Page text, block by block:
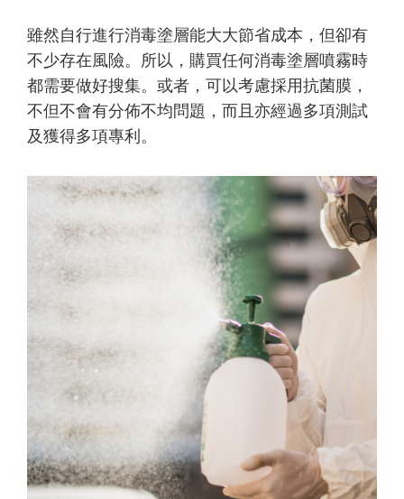
雖然自行進行消毒塗層能大大節省成本，但卻有
不少存在風險。所以，購買任何消毒塗層噴霧時
都需要做好搜集。或者，可以考慮採用抗菌膜，
不但不會有分佈不均問題，而且亦經過多項測試
及獲得多項專利。